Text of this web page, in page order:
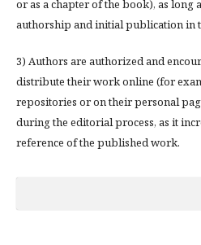
or as a chapter of the book), as long
authorship and initial publication in
3) Authors are authorized and
distribute their work online (for
repositories or on their personal
during the editorial process, as it
reference of the published work.